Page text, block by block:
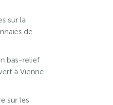
sur la
de
bas-relief
à Vienne
sur les